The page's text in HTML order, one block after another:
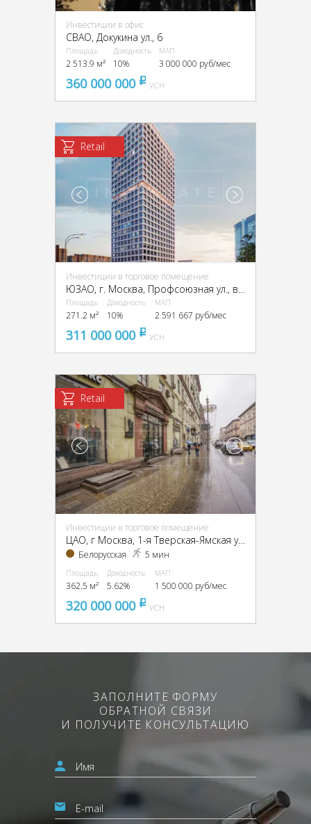
Инвестиции в офис
CВАО, Докукина ул., 6
Площадь
2 513.9 м²
Доходность
10%
МАП
3 000 000 руб/мес
360 000 000 pуб
УСН
Retail
Инвестиции в торговое помещение
Площадь
271.2 м²
Доходность
10%
МАП
2 591 667 руб/мес
311 000 000 pуб
УСН
Retail
Инвестиции в торговое помещение
ЦАО, г Москва, 1-я Тверская-Ямская ул., 13, стр. 1
Белорусская 5 мин
Площадь
362.5 м²
Доходность
5.62%
МАП
1 500 000 руб/мес
320 000 000 pуб
УСН
ЗАПОЛНИТЕ ФОРМУ
ОБРАТНОЙ СВЯЗИ
И ПОЛУЧИТЕ КОНСУЛЬТАЦИЮ